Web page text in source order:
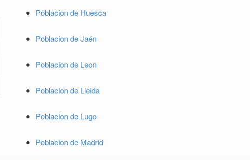
Poblacion de Huesca
Poblacion de Jaén
Poblacion de Leon
Poblacion de Lleida
Poblacion de Lugo
Poblacion de Madrid